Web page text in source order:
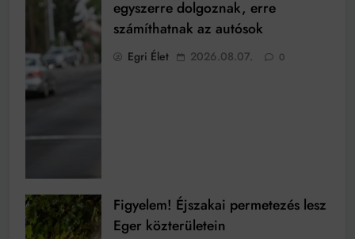
egyszerre dolgoznak, erre
számíthatnak az autósok
Egri Élet 2026.08.07. 0
Figyelem! Éjszakai permetezés lesz
Eger közterületein